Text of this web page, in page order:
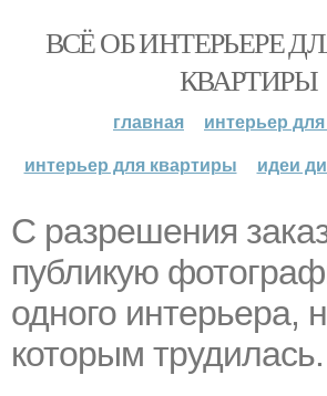
ВСЁ ОБ ИНТЕРЬЕРЕ
КВАРТИРЫ
главная
интерьер
интерьер для квартиры
идеи
С разрешения
публикую
одного интерьера,
которым трудилась.